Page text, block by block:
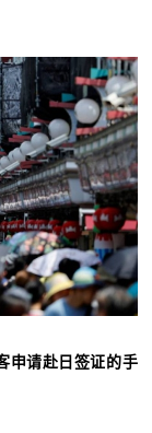
申请赴日签证的手